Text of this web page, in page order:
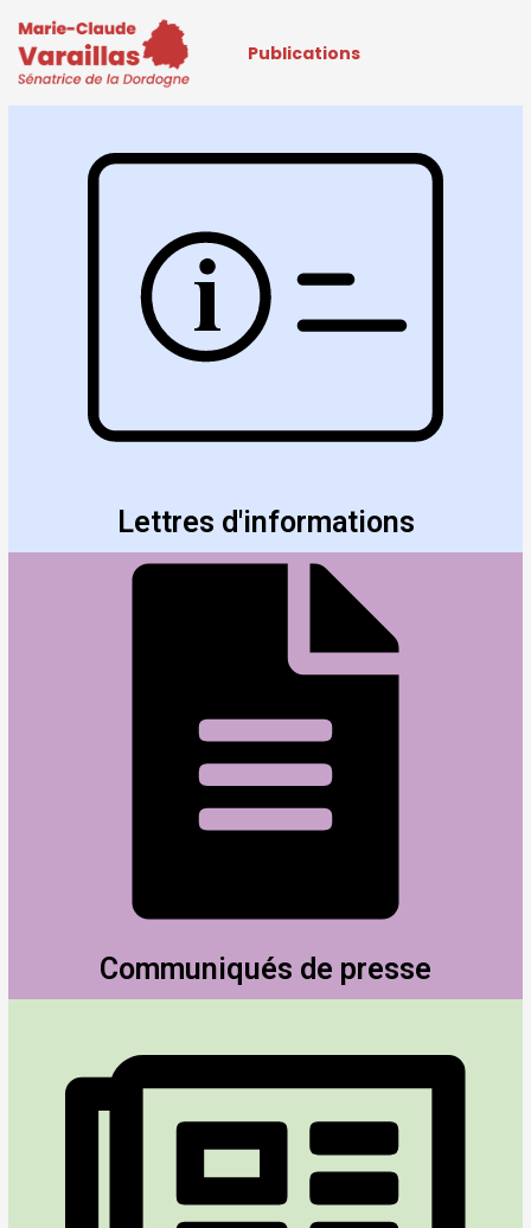
Publications
Lettres d'informations
Communiqués de presse